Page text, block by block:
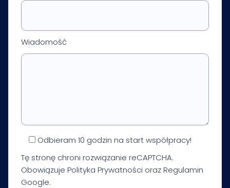
Wiadomość
Odbieram 10 godzin na start współpracy!
Tę stronę chroni rozwiązanie reCAPTCHA.
Obowiązuje Polityka Prywatności orazRegulamin
Google.